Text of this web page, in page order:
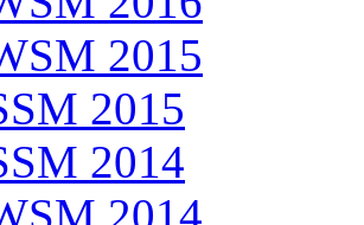
2015
2015
2014
2014